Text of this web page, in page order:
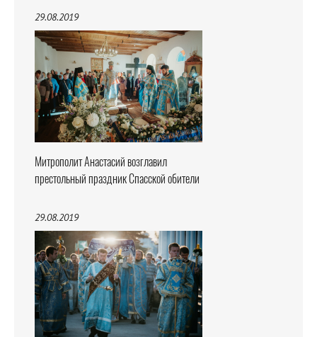
29.08.2019
Митрополит Анастасий возглавил
престольный праздник Спасской обители
29.08.2019